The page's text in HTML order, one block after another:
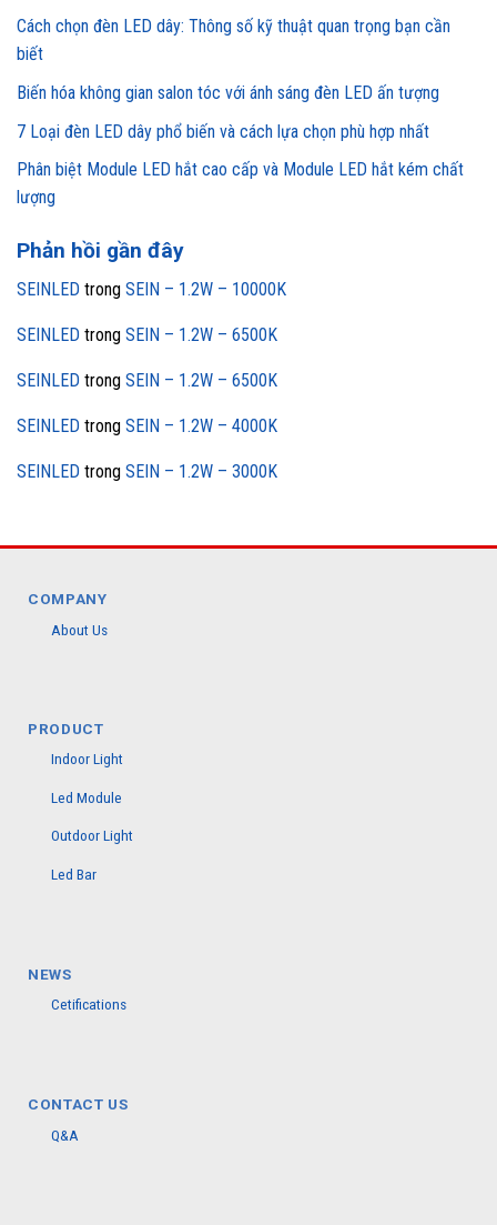
Cách chọn đèn LED dây: Thông số kỹ thuật quan trọng bạn cần
biết
Biến hóa không gian salon tóc với ánh sáng đèn LED ấn tượng
7 Loại đèn LED dây phổ biến và cách lựa chọn phù hợp nhất
Phân biệt Module LED hắt cao cấp và Module LED hắt kém chất
lượng
Phản hồi gần đây
SEINLED trong SEIN – 1.2W – 10000K
SEINLED trong SEIN – 1.2W – 6500K
SEINLED trong SEIN – 1.2W – 6500K
SEINLED trong SEIN – 1.2W – 4000K
SEINLED trong SEIN – 1.2W – 3000K
COMPANY
About Us
PRODUCT
Indoor Light
Led Module
Outdoor Light
Led Bar
NEWS
Cetifications
CONTACT US
Q&A